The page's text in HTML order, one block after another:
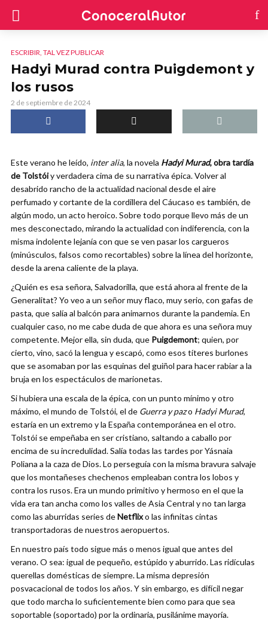
ESCRIBIR, TAL VEZ PUBLICAR
Hadyi Murad contra Puigdemont y
los rusos
2 de septiembre de 2024
Este verano he leído, inter alia, la novela Hadyi Murad, obra tardía
de Tolstóiy verdadera cima de su narrativa épica. Volver al
desabrido rancho de la actualidad nacional desde el aire
perfumado y cortante de la cordillera del Cáucaso es también, de
algún modo, un acto heroico. Sobre todo porque llevo más de un
mes desconectado, mirando la actualidad con indiferencia, con la
misma indolente lejanía con que se ven pasar los cargueros
(minúsculos, falsos como recortables) sobre la línea del horizonte,
desde la arena caliente de la playa.
¿Quién es esa señora, Salvadorilla, que está ahora al frente de la
Generalitat? Yo veo a un señor muy flaco, muy serio, con gafas de
pasta, que salía al balcón para animarnos durante la pandemia. En
cualquier caso, no me cabe duda de que ahora es una señora muy
competente. Mejor ella, sin duda, que Puigdemont; quien, por
cierto, vino, sacó la lengua y escapó, como esos títeres burlones
que se asomaban por las esquinas del guiñol para hacer rabiar a la
bruja en los espectáculos de marionetas.
Si hubiera una escala de la épica, con un punto mínimo y otro
máximo, el mundo de Tolstói, el de Guerra y pazo Hadyi Murad,
estaría en un extremo y la España contemporánea en el otro.
Tolstói se empeñaba en ser cristiano, saltando a caballo por
encima de su incredulidad. Salía todas las tardes por Yásnaia
Poliana a la caza de Dios. Lo perseguía con la misma bravura salvaje
que los montañeses chechenos empleaban contra los lobos y
contra los rusos. Era un mundo primitivo y hermoso en el que la
vida era tan ancha como los valles de Asia Central y no tan larga
como las aburridas series deNetflixo las infinitas cintas
transportadoras de nuestros aeropuertos.
En nuestro país todo sigue más o menos igual que antes del
verano. O sea: igual de pequeño, estúpido y aburrido. Las ridículas
querellas domésticas de siempre. La misma depresión
posvacacional de todos los años. Y sin embargo, es difícil negar
que todo marcha lo suficientemente bien como para que sea
soportable (soportado) por la ordinaria, pusilánime mayoría.